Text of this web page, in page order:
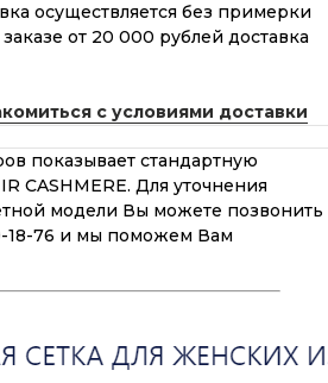
осуществляется без примерки
от 20 000 рублей доставка
с условиями доставки
показывает стандартную
CASHMERE. Для уточнения
модели Вы можете позвонить
18-76 и мы поможем Вам